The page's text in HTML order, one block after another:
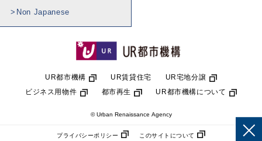
Non Japanese
UR都市機構 UR賃貸住宅
UR宅地分譲
ビジネス用物件
都市再生 UR都市機構について
© Urban Renaissance Agency
プライバシーポリシー このサイトについて